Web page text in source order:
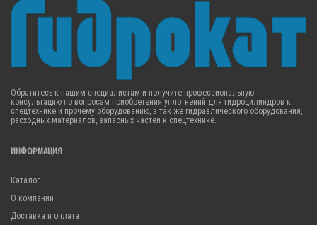
Обратитесь к нашим специалистам и получите профессиональную
консультацию по вопросам приобретения уплотнений для гидроцилиндров к
спецтехнике и прочему оборудованию, а так же гидравлического оборудования,
расходных материалов, запасных частей к спецтехнике.
ИНФОРМАЦИЯ
Каталог
О компании
Доставка и оплата